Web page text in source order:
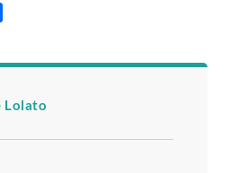
Lolato